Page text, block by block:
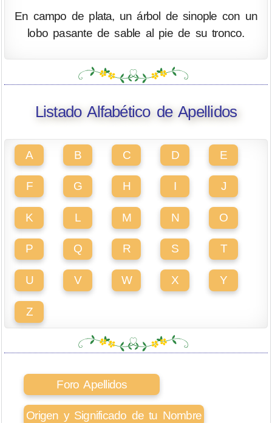
En campo de plata, un árbol de sinople con un
lobo pasante de sable al pie de su tronco.
Listado Alfabético de Apellidos
A B C D E
F G H I J
K L M N O
P Q R S T
U V W X Y
Z
Foro Apellidos
Origen y Significado de tu Nombre